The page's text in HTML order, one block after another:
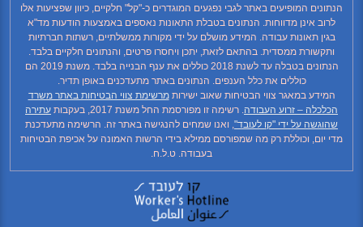
המופיעים באתר לגבי נפגעים המוגדרים כ-"קל" חלקיים, כיוון שפציעות אלו
אינן מדווחות. הנתונים בטבלת התאונות נאספים באמצעות הודעות מד"א
תאונות עבודה. המידע מושלם על ידי מקורות ממשלתיים, רשתות חברתיות
ממסדית. בהתאם לזאת, יתכן ויחסרו פרטים, והנתונים חלקיים בלבד.
הנתונים בטבלה עד לשנת 2018 כוללים את ענף הבנייה בלבד. משנת 2019 הם
כוללים את כלל הענפים. הנתונים באתר מתעדכנים באופן תדיר.
במאגר צווי הבטיחות שאוב ישירותמרשימת צווי הבטיחות באתר משרד
– זרוע העבודה. רשימה זו מפורסמת החל משנת 2017, בעקבות
עתירה
על ידי "קו לעובד", ואנו שמחים להנגישה באתר זה. הרשימה מתעדכנת
וכוללת רק מה שמפורסם ממילא בידי הרשות האמונה על אכיפת הבטיחות
בעבודה. ט.ל.ח.